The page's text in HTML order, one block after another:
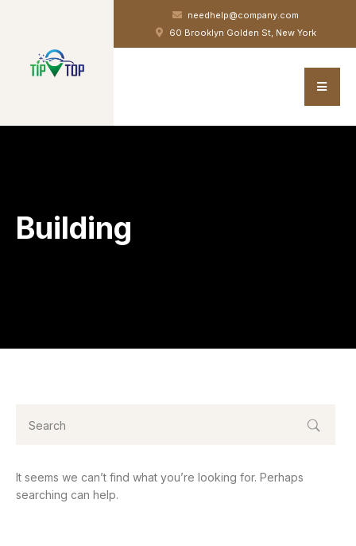
needhelp@company.com
60 Brooklyn Golden St, New York
Building
It seems we can’t find what you’re looking for. Perhaps
searching can help.